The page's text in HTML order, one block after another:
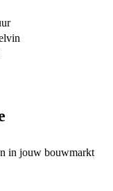
in jouw bouwmarkt